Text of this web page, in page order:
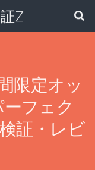
Z
限定オッ
フェク
証・レビ